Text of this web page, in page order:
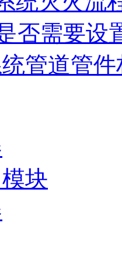
否需要设
管道管
块